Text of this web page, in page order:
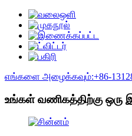
எங்களை அழைக்கவும்:+86-
உங்கள் வணிகத்திற்கு ஒரு